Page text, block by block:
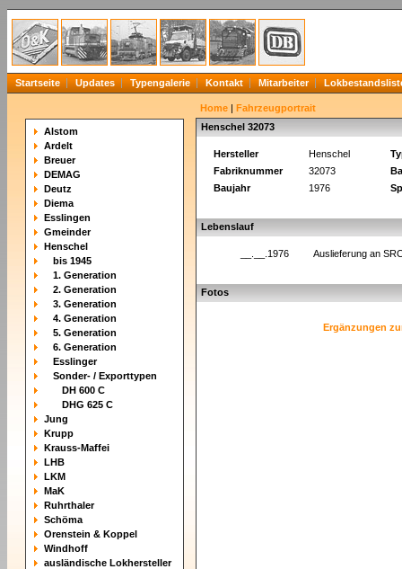
Startseite Updates Typengalerie Kontakt Mitarbeiter
Alstom
Ardelt
Breuer
DEMAG
Deutz
Diema
Esslingen
Gmeinder
Henschel
bis 1945
1. Generation
2. Generation
3. Generation
4. Generation
5. Generation
6. Generation
Esslinger
Sonder- / Exporttypen
DH 600 C
DHG 625 C
Jung
Krupp
Krauss-Maffei
LHB
LKM
MaK
Ruhrthaler
Schöma
Orenstein & Koppel
Windhoff
ausländische Lokhersteller
Home | Fahrzeugportrait
Henschel 32073
Hersteller Henschel
Fabriknummer
32073
Baujahr
1976
Lebenslauf
__.__.1976 Auslieferung an
Fotos
Ergänzungen